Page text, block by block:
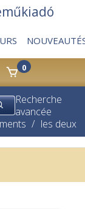
0
Recherche
avancée
/ les deux